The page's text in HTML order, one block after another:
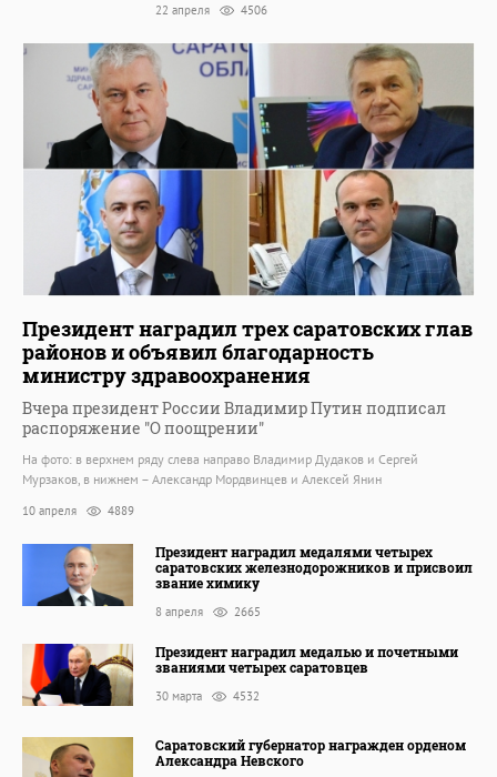
22 апреля 4506
Президент наградил трех саратовских глав
районов и объявил благодарность
министру здравоохранения
Вчера президент России Владимир Путин подписал
распоряжение "О поощрении"
На фото: в верхнем ряду слева направо Владимир Дудаков и Сергей
Мурзаков, в нижнем – Александр Мордвинцев и Алексей Янин
10 апреля 4889
Президент наградил медалями четырех
саратовских железнодорожников и присвоил
звание химику
8 апреля 2665
Президент наградил медалью и почетными
званиями четырех саратовцев
30 марта 4532
Саратовский губернатор награжден орденом
Александра Невского